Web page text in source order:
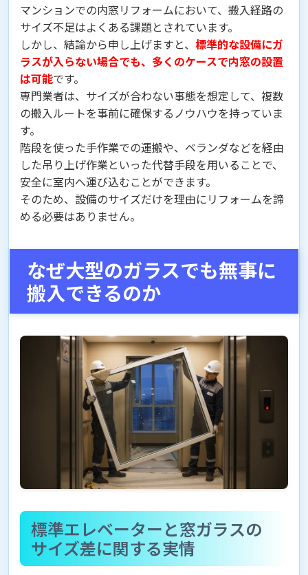
マンションでの内窓リフォームにおいて、搬入経路の
サイズ不足はよくある課題とされています。
しかし、結論から申し上げますと、 標準的な設備にガ
ラスが入らない場合でも、多くのケースで内窓の設置
は可能です。
専門業者は、サイズが合わない事態を想定して、複数
の搬入ルートを事前に確保するノウハウを持っていま
す。
階段を使った手作業での運搬や、ベランダなどを経由
した吊り上げ作業といった代替手段を用いることで、
安全に室内へ運び込むことができます。
そのため、設備のサイズだけを理由にリフォームを諦
める必要はありません。
なぜ大型のガラスでも無事に
搬入できるのか
標準エレベーターと窓ガラスの
サイズ差に関する実情